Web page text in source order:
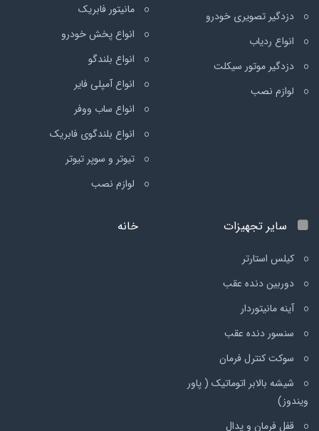
دزدگیر تصویری خودرو
انواع ردیاب
دزدگیر موتور سیکلت
لوازم نصب
مانیتور فابریک
انواع پخش خودرو
انواع بلندگو
انواع آمپلی فایر
انواع ساب ووفر
انواع بلندگوی فابریک
تیوتر و سوپر تیوتر
لوازم نصب
سایر تجهیزات
کیلس استارتر
دوربین دنده عقب
آینه مانیتوردار
سنسور دنده عقب
سوکت کنترل فرمان
شیشه بالابر اتوماتیک ( پاور
ویندوز)
قفل فرمان و پدال
خانه